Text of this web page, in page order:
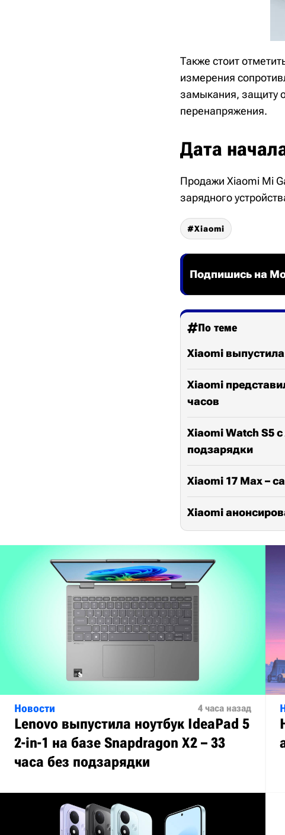
Также стоит
измерения
замыкания, защиту
перенапряжения.
Дата
Продажи Xiaomi Mi
зарядного
Xiaomi
Подпишись на
По теме
Xiaomi
Xiaomi
часов
Xiaomi Watch S5
подзарядки
Xiaomi 17 Max –
Xiaomi
Новости 4 часа назад
Lenovo выпустила ноутбук IdeaPad 5
2-in-1 на базе Snapdragon X2 – 33
часа без подзарядки